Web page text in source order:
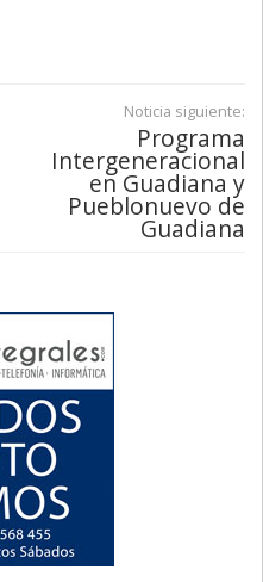
Noticia siguiente:
Programa
Intergeneracional
en Guadiana y
Pueblonuevo de
Guadiana